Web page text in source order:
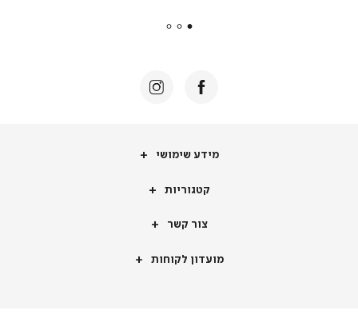
מידע
מידע שימושי
קטגוריותקטגוריות
צור
צור קשר
מועדון
מועדון לקוחות